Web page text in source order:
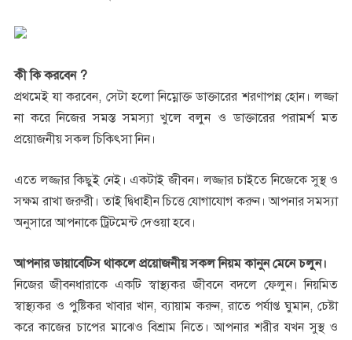
কী কি করবেন ?
প্রথমেই যা করবেন, সেটা হলো নিম্নোক্ত ডাক্তারের শরণাপন্ন হোন। লজ্জা
না করে নিজের সমস্ত সমস্যা খুলে বলুন ও ডাক্তারের পরামর্শ মত
প্রয়োজনীয় সকল চিকিৎসা নিন।
এতে লজ্জার কিছুই নেই। একটাই জীবন। লজ্জার চাইতে নিজেকে সুস্থ ও
সক্ষম রাখা জরুরী। তাই দ্বিধাহীন চিত্তে যোগাযোগ করুন। আপনার সমস্যা
অনুসারে আপনাকে ট্রিটমেন্ট দেওয়া হবে।
আপনার ডায়াবেটিস থাকলে প্রয়োজনীয় সকল নিয়ম কানুন মেনে চলুন।
নিজের জীবনধারাকে একটি স্বাস্থ্যকর জীবনে বদলে ফেলুন। নিয়মিত
স্বাস্থ্যকর ও পুষ্টিকর খাবার খান, ব্যায়াম করুন, রাতে পর্যাপ্ত ঘুমান, চেষ্টা
করে কাজের চাপের মাঝেও বিশ্রাম নিতে। আপনার শরীর যখন সুস্থ ও